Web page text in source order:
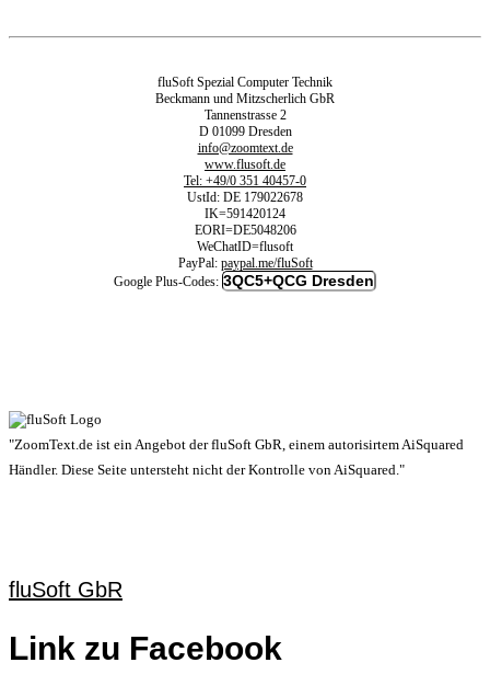
fluSoft Spezial Computer Technik
Beckmann und Mitzscherlich GbR
Tannenstrasse 2
D 01099 Dresden
info@zoomtext.de
www.flusoft.de
Tel: +49/0 351 40457-0
UstId: DE 179022678
IK=591420124
EORI=DE5048206
WeChatID=flusoft
PayPal: paypal.me/fluSoft
Google Plus-Codes: 3QC5+QCG Dresden
"ZoomText.de ist ein Angebot der fluSoft GbR, einem autorisirtem AiSquared
Händler. Diese Seite untersteht nicht der Kontrolle von AiSquared."
fluSoft GbR
Link zu Facebook